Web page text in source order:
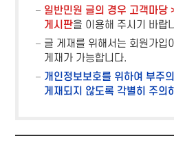
일반민원 글의 경우 고객마당
게시판을 이용해 주시기 바랍
글 게재를 위해서는 회원가입
게재가 가능합니다.
개인정보보호를 위하여 부주
게재되지 않도록 각별히 주의